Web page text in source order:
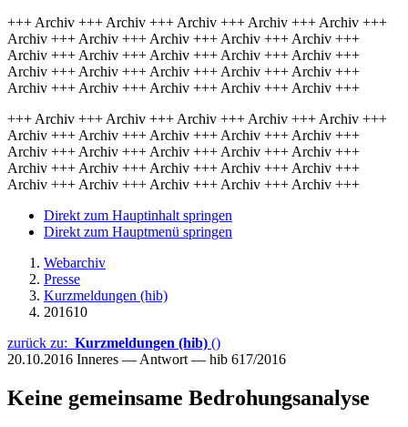
+++ Archiv +++ Archiv +++ Archiv +++ Archiv +++ Archiv +++
Archiv +++ Archiv +++ Archiv +++ Archiv +++ Archiv +++
Archiv +++ Archiv +++ Archiv +++ Archiv +++ Archiv +++
Archiv +++ Archiv +++ Archiv +++ Archiv +++ Archiv +++
Archiv +++ Archiv +++ Archiv +++ Archiv +++ Archiv +++
+++ Archiv +++ Archiv +++ Archiv +++ Archiv +++ Archiv +++
Archiv +++ Archiv +++ Archiv +++ Archiv +++ Archiv +++
Archiv +++ Archiv +++ Archiv +++ Archiv +++ Archiv +++
Archiv +++ Archiv +++ Archiv +++ Archiv +++ Archiv +++
Archiv +++ Archiv +++ Archiv +++ Archiv +++ Archiv +++
Direkt zum Hauptinhalt springen
Direkt zum Hauptmenü springen
Webarchiv
Presse
Kurzmeldungen (hib)
201610
zurück zu: Kurzmeldungen (hib) ()
20.10.2016 Inneres — Antwort — hib 617/2016
Keine gemeinsame Bedrohungsanalyse